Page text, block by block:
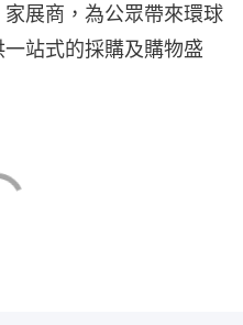
展商，為公眾帶來環球
站式的採購及購物盛